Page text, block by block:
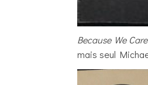
Because We Care
mais seul